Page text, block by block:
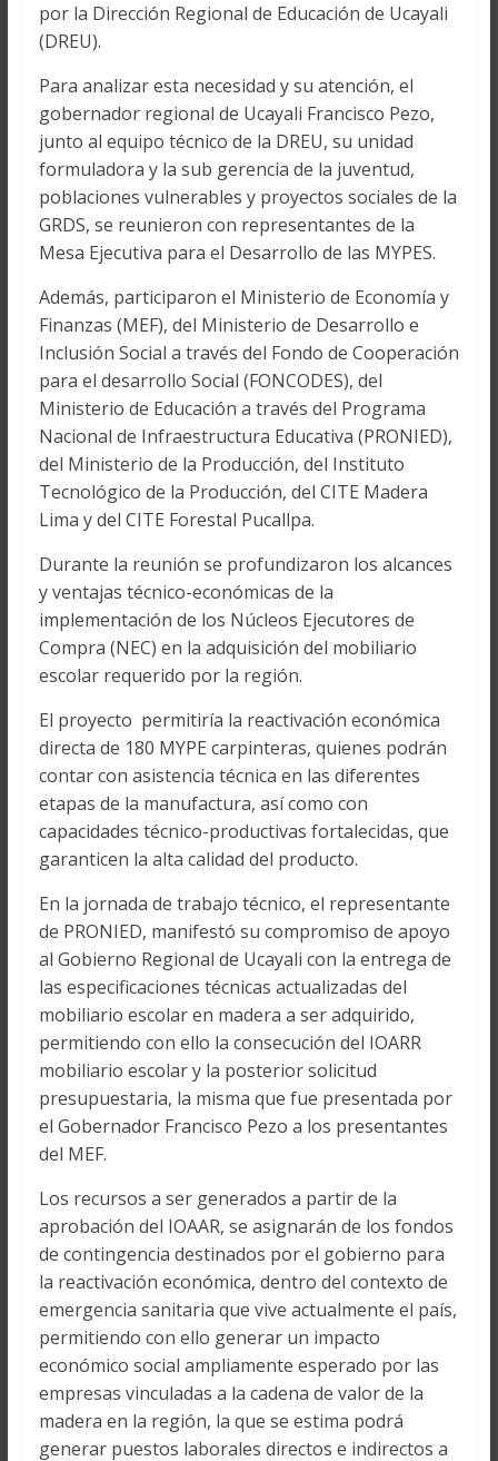
por la Dirección Regional de Educación de Ucayali
(DREU).
Para analizar esta necesidad y su atención, el
gobernador regional de Ucayali Francisco Pezo,
junto al equipo técnico de la DREU, su unidad
formuladora y la sub gerencia de la juventud,
poblaciones vulnerables y proyectos sociales de la
GRDS, se reunieron con representantes de la
Mesa Ejecutiva para el Desarrollo de las MYPES.
Además, participaron el Ministerio de Economía y
Finanzas (MEF), del Ministerio de Desarrollo e
Inclusión Social a través del Fondo de Cooperación
para el desarrollo Social (FONCODES), del
Ministerio de Educación a través del Programa
Nacional de Infraestructura Educativa (PRONIED),
del Ministerio de la Producción, del Instituto
Tecnológico de la Producción, del CITE Madera
Lima y del CITE Forestal Pucallpa.
Durante la reunión se profundizaron los alcances
y ventajas técnico-económicas de la
implementación de los Núcleos Ejecutores de
Compra (NEC) en la adquisición del mobiliario
escolar requerido por la región.
El proyecto permitiría la reactivación económica
directa de 180 MYPE carpinteras, quienes podrán
contar con asistencia técnica en las diferentes
etapas de la manufactura, así como con
capacidades técnico-productivas fortalecidas, que
garanticen la alta calidad del producto.
En la jornada de trabajo técnico, el representante
de PRONIED, manifestó su compromiso de apoyo
al Gobierno Regional de Ucayali con la entrega de
las especificaciones técnicas actualizadas del
mobiliario escolar en madera a ser adquirido,
permitiendo con ello la consecución del IOARR
mobiliario escolar y la posterior solicitud
presupuestaria, la misma que fue presentada por
el Gobernador Francisco Pezo a los presentantes
del MEF.
Los recursos a ser generados a partir de la
aprobación del IOAAR, se asignarán de los fondos
de contingencia destinados por el gobierno para
la reactivación económica, dentro del contexto de
emergencia sanitaria que vive actualmente el país,
permitiendo con ello generar un impacto
económico social ampliamente esperado por las
empresas vinculadas a la cadena de valor de la
madera en la región, la que se estima podrá
generar puestos laborales directos e indirectos a